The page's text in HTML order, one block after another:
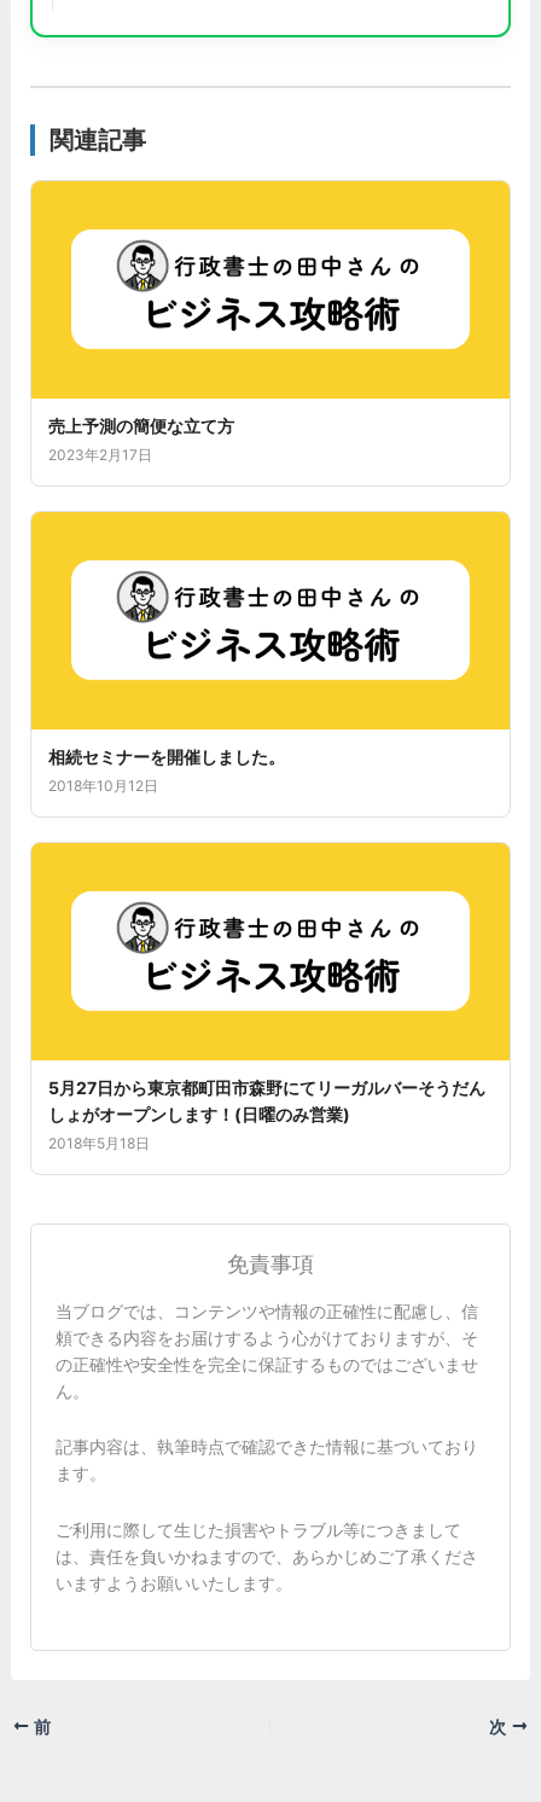
関連記事
売上予測の簡便な立て方
2023年2月17日
相続セミナーを開催しました。
2018年10月12日
5月27日から東京都町田市森野にてリーガルバーそうだん
しょがオープンします！(日曜のみ営業)
2018年5月18日
免責事項
当ブログでは、コンテンツや情報の正確性に配慮し、信
頼できる内容をお届けするよう心がけておりますが、そ
の正確性や安全性を完全に保証するものではございませ
ん。
記事内容は、執筆時点で確認できた情報に基づいており
ます。
ご利用に際して生じた損害やトラブル等につきまして
は、責任を負いかねますので、あらかじめご了承くださ
いますようお願いいたします。
前 次